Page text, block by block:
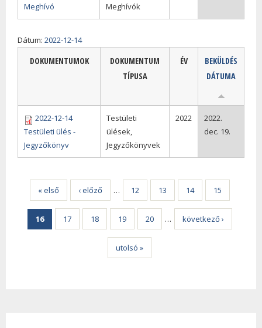
Meghívó
Meghívók
Dátum: 2022-12-14
DOKUMENTUMOK
DOKUMENTUM
TÍPUSA
ÉV
BEKÜLDÉS
DÁTUMA
2022-12-14
Testületi ülés -
Jegyzőkönyv
Testületi
ülések,
Jegyzőkönyvek
2022
2022.
dec. 19.
Oldalak
« első ‹ előző … 12 13 14 15
16 17 18 19 20 … következő ›
utolsó »